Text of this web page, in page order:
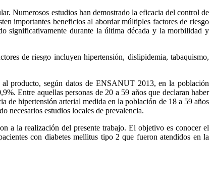
Numerosos estudios han demostrado la eficacia del control de
importantes beneficios al abordar múltiples factores de riesgo
significativamente durante la última década y la morbilidad y
de riesgo incluyen hipertensión, dislipidemia, tabaquismo,
producto, según datos de ENSANUT 2013, en la población
Entre aquellas personas de 20 a 59 años que declaran haber
de hipertensión arterial medida en la población de 18 a 59 años
necesarios estudios locales de prevalencia.
a la realización del presente trabajo. El objetivo es conocer el
con diabetes mellitus tipo 2 que fueron atendidos en la